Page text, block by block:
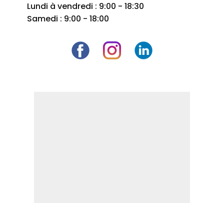
Lundi à vendredi : 9:00 - 18:30
Samedi : 9:00 - 18:00